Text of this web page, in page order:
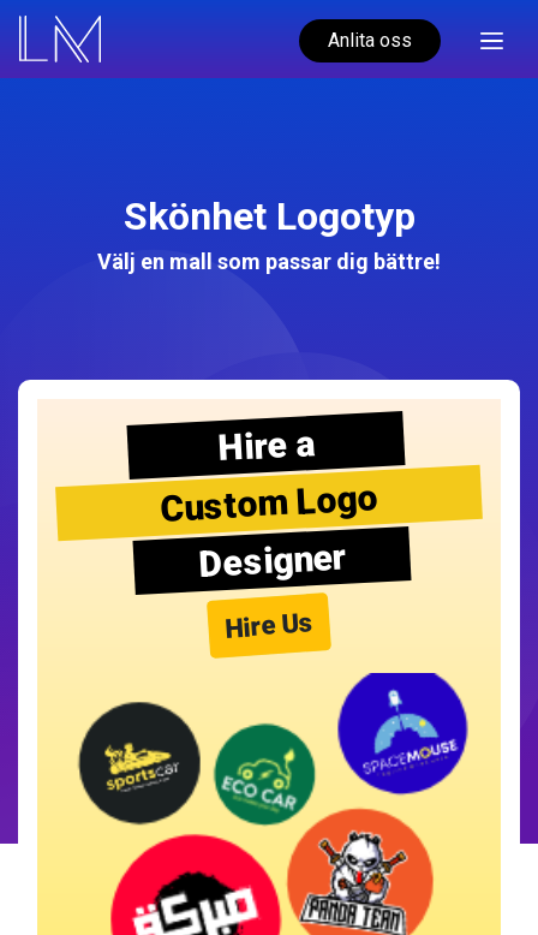
Anlita oss
Skönhet Logotyp
Välj en mall som passar dig bättre!
Hire a
Custom Logo
Designer
Hire Us